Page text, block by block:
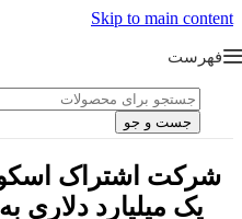
Skip to main content
فهرست
جست و جو
شرکت اشتراک
یک میلیارد دلاری